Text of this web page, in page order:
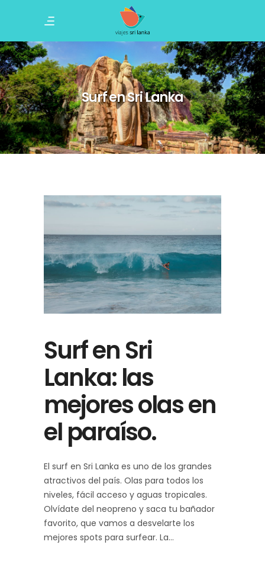
Surf en Sri Lanka
Surf en Sri
Lanka: las
mejores olas en
el paraíso.
El surf en Sri Lanka es uno de los grandes
atractivos del país. Olas para todos los
niveles, fácil acceso y aguas tropicales.
Olvídate del neopreno y saca tu bañador
favorito, que vamos a desvelarte los
mejores spots para surfear. La